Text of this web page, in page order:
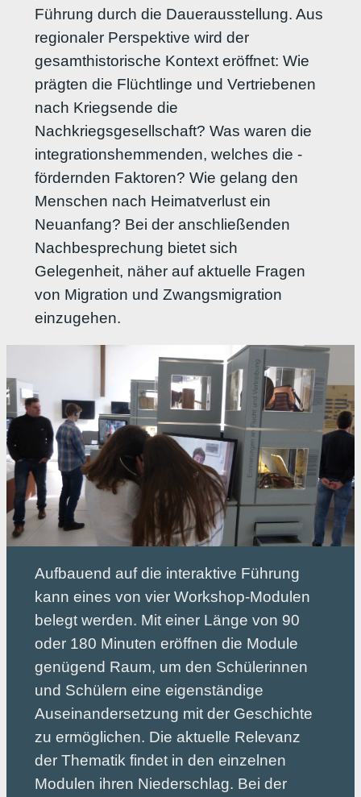
Führung durch die Dauerausstellung. Aus
regionaler Perspektive wird der
gesamthistorische Kontext eröffnet: Wie
prägten die Flüchtlinge und Vertriebenen
nach Kriegsende die
Nachkriegsgesellschaft? Was waren die
integrationshemmenden, welches die -
fördernden Faktoren? Wie gelang den
Menschen nach Heimatverlust ein
Neuanfang? Bei der anschließenden
Nachbesprechung bietet sich
Gelegenheit, näher auf aktuelle Fragen
von Migration und Zwangsmigration
einzugehen.
Aufbauend auf die interaktive Führung
kann eines von vier Workshop-Modulen
belegt werden. Mit einer Länge von 90
oder 180 Minuten eröffnen die Module
genügend Raum, um den Schülerinnen
und Schülern eine eigenständige
Auseinandersetzung mit der Geschichte
zu ermöglichen. Die aktuelle Relevanz
der Thematik findet in den einzelnen
Modulen ihren Niederschlag. Bei der